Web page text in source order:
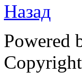
Назад
Powered